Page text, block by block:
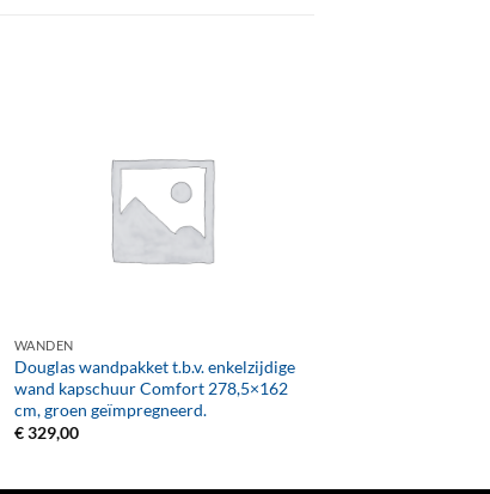
WANDEN
Douglas wandpakket t.b.v. enkelzijdige
wand kapschuur Comfort 278,5×162
cm, groen geïmpregneerd.
€329,00